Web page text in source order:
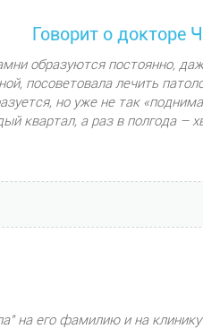
Говорит о докторе
образуются постоянно,
посоветовала лечить
но уже не так
квартал, а раз в полгода –
на его фамилию и на